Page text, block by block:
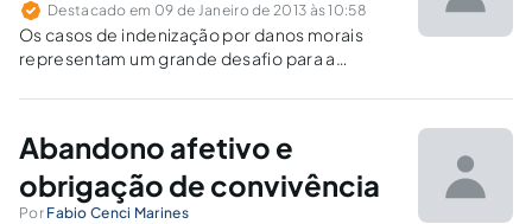
Destacado em 09 de Janeiro de 2013 às 10:58
Os casos de indenização por danos morais
representam um grande desafio para a
especialmente quando nesta discussão a
outros valores constitucionais fundamentais,
como a liberdade de informação e de
expressão.
Abandono afetivo e
obrigação de convivência
Por Fabio Cenci Marines